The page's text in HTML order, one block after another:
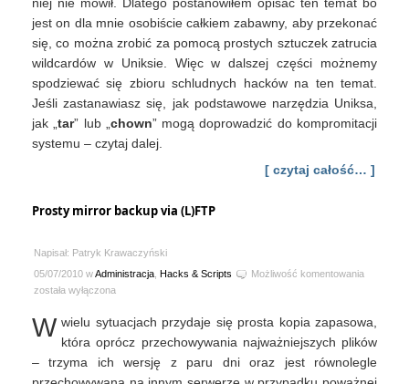
jest on dla mnie osobiście całkiem zabawny, aby przekonać
się, co można zrobić za pomocą prostych sztuczek zatrucia
wildcardów w Uniksie. Więc w dalszej części możnemy
spodziewać się zbioru schludnych hacków na ten temat.
Jeśli zastanawiasz się, jak podstawowe narzędzia Uniksa,
jak „tar” lub „ chown” mogą doprowadzić do kompromitacji
systemu – czytaj dalej.
[ czytaj całość… ]
Prosty mirror backup via (L)FTP
Napisał: Patryk Krawaczyński
05/07/2010 wAdministracja Hacks & Scripts Możliwość komentowania
via
(L)FTP
została wyłączona
W wielu sytuacjach przydaje się prosta kopia zapasowa,
która oprócz przechowywania najważniejszych plików
– trzyma ich wersję z paru dni oraz jest równolegle